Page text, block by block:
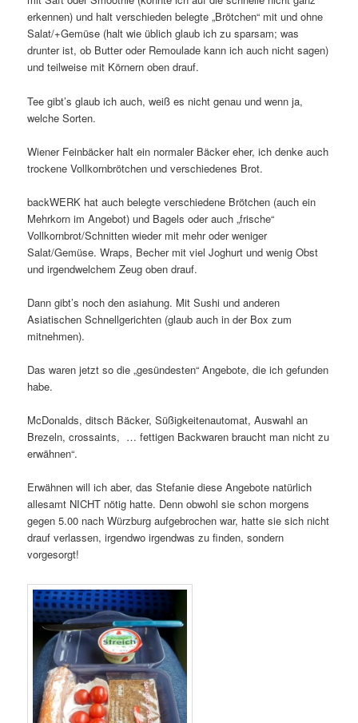
erkennen) und halt verschieden belegte „Brötchen“ mit und ohne
Salat/+Gemüse (halt wie üblich glaub ich zu sparsam; was
drunter ist, ob Butter oder Remoulade kann ich auch nicht sagen)
und teilweise mit Körnern oben drauf.
Tee gibt’s glaub ich auch, weiß es nicht genau und wenn ja,
welche Sorten.
Wiener Feinbäcker halt ein normaler Bäcker eher, ich denke auch
trockene Vollkornbrötchen und verschiedenes Brot.
backWERK hat auch belegte verschiedene Brötchen (auch ein
Mehrkorn im Angebot) und Bagels oder auch „frische“
Vollkornbrot/Schnitten wieder mit mehr oder weniger
Salat/Gemüse. Wraps, Becher mit viel Joghurt und wenig Obst
und irgendwelchem Zeug oben drauf.
Dann gibt’s noch den asiahung. Mit Sushi und anderen
Asiatischen Schnellgerichten (glaub auch in der Box zum
mitnehmen).
Das waren jetzt so die „gesündesten“ Angebote, die ich gefunden
habe.
McDonalds, ditsch Bäcker, Süßigkeitenautomat, Auswahl an
Brezeln, crossaints, … fettigen Backwaren braucht man nicht zu
erwähnen“.
Erwähnen will ich aber, das Stefanie diese Angebote natürlich
allesamt NICHT nötig hatte. Denn obwohl sie schon morgens
gegen 5.00 nach Würzburg aufgebrochen war, hatte sie sich nicht
drauf verlassen, irgendwo irgendwas zu finden, sondern
vorgesorgt!